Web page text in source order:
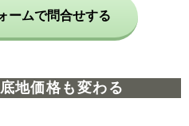
ームで問合せする
地価格も変わる